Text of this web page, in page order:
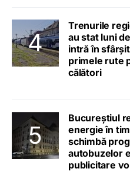
Trenurile
au stat luni
intră în
primele rute
călători
Bucureștiul
energie în
schimbă
autobuzelor
publicitare